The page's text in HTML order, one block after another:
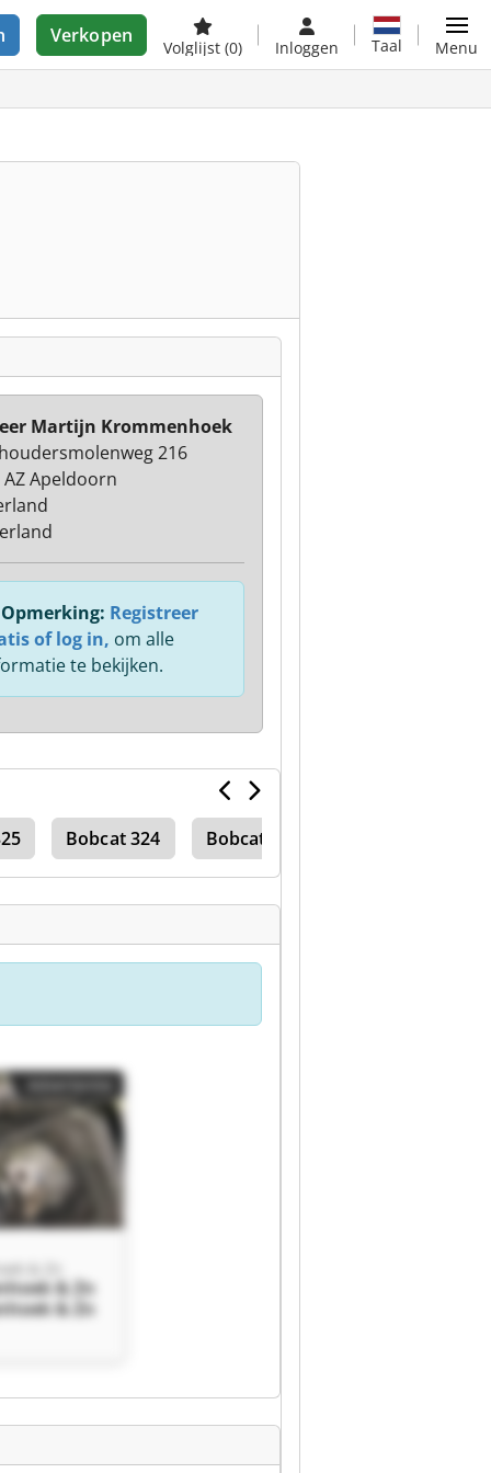
Verkopen
Volglijst (0) Inloggen Taal Menu
Martijn Krommenhoek
216
AZ Apeldoorn
Registreer
of log in, om alle
te bekijken.
Bobcat 324 Bobcat 323
& Zn
& Zn
& Zn